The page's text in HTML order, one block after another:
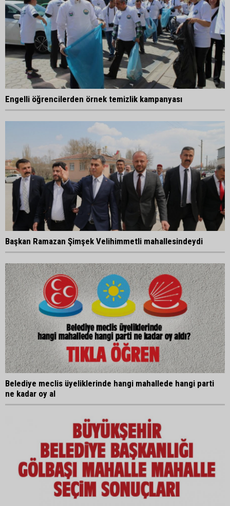
Engelli öğrencilerden örnek temizlik kampanyası
Başkan Ramazan Şimşek Velihimmetli mahallesindeydi
Belediye meclis üyeliklerinde hangi mahallede hangi parti
ne kadar oy al